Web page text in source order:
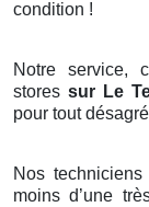
condition !
Notre service,
storessur Le
pour tout
Nos
moins d’une